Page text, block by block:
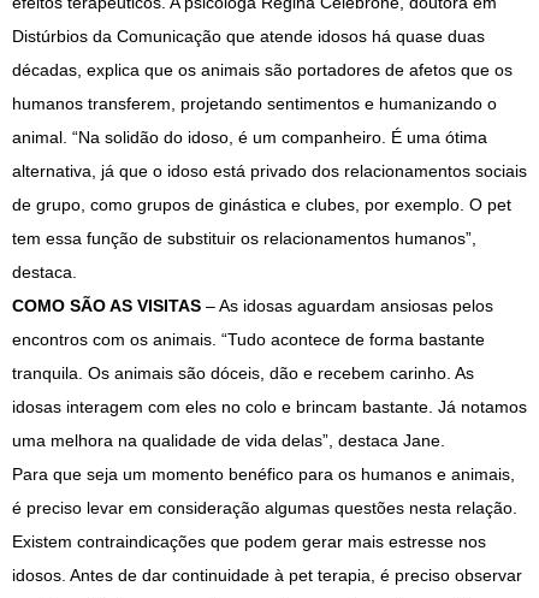
Distúrbios da Comunicação que atende idosos há quase duas
décadas, explica que os animais são portadores de afetos que os
humanos transferem, projetando sentimentos e humanizando o
animal. “Na solidão do idoso, é um companheiro. É uma ótima
alternativa, já que o idoso está privado dos relacionamentos sociais
de grupo, como grupos de ginástica e clubes, por exemplo. O pet
tem essa função de substituir os relacionamentos humanos”,
destaca.
COMO SÃO AS VISITAS – As idosas aguardam ansiosas pelos
encontros com os animais. “Tudo acontece de forma bastante
tranquila. Os animais são dóceis, dão e recebem carinho. As
idosas interagem com eles no colo e brincam bastante. Já notamos
uma melhora na qualidade de vida delas”, destaca Jane.
Para que seja um momento benéfico para os humanos e animais,
é preciso levar em consideração algumas questões nesta relação.
Existem contraindicações que podem gerar mais estresse nos
idosos. Antes de dar continuidade à pet terapia, é preciso observar